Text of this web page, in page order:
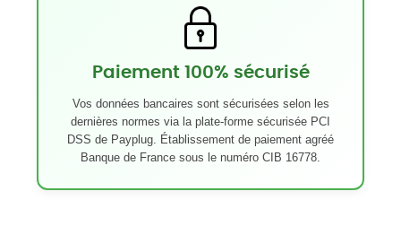
Paiement 100% sécurisé
Vos données bancaires sont sécurisées selon les
dernières normes via la plate-forme sécurisée PCI
DSS de Payplug. Établissement de paiement agréé
Banque de France sous le numéro CIB 16778.